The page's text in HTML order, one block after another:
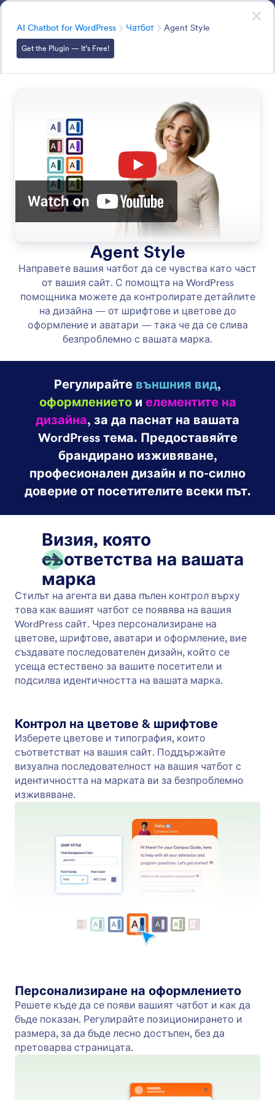
Chatbot
to answer questions, guide visitors, and automate
support 24/7.
Начало на диалоговия прозорец
AI Chatbot for WordPress ЧатботКатегория
Agent Style
Get the Plugin — It’s Free!
Търсете във всички Функции
ЧатботКатегория
Agent Persona
Създайте персона на чатбот, която съответства
на вашата марка. Персонализирайте тона,
стила и личността с помощта на WordPress
помощника.
Agent Style
Персонализирайте външния вид на вашия
чатбот с Agent Style. Настройте цветове,
Обучете своя чатбот с често задавани въпроси,
документи и детайли за продукта. Използвайте
Категории за функции